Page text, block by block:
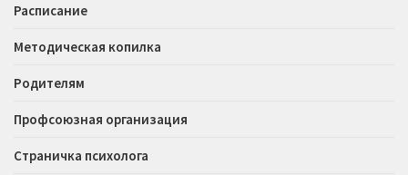
Расписание
Методическая копилка
Родителям
Профсоюзная организация
Страничка психолога